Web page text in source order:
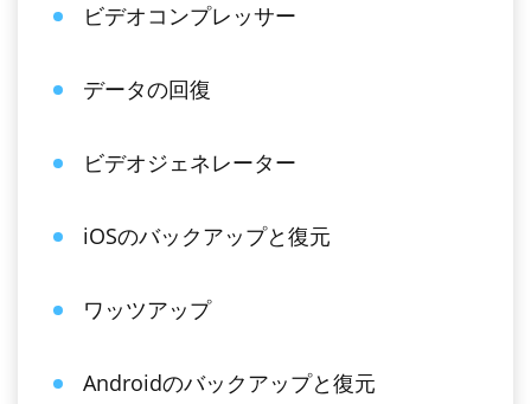
ビデオコンプレッサー
データの回復
ビデオジェネレーター
iOSのバックアップと復元
ワッツアップ
Androidのバックアップと復元